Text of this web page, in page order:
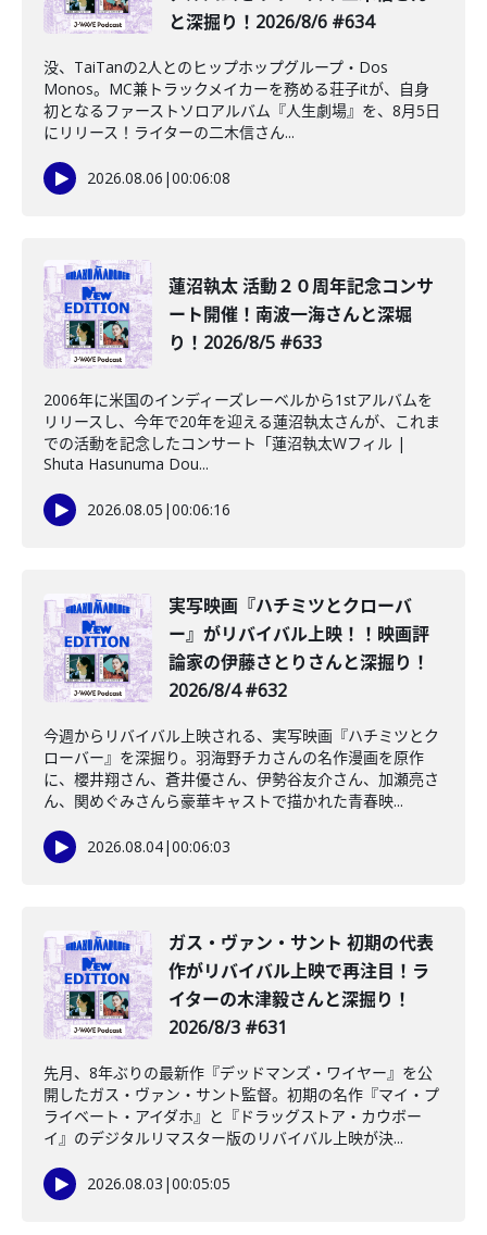
と深掘り！2026/8/6 #634
没、TaiTanの2人とのヒップホップグループ・Dos
Monos。MC兼トラックメイカーを務める荘子itが、自身
初となるファーストソロアルバム『人生劇場』を、8月5日
にリリース！ライターの二木信さん...
2026.08.06 |00:06:08
蓮沼執太 活動２０周年記念コンサ
ート開催！南波一海さんと深堀
り！2026/8/5 #633
2006年に米国のインディーズレーベルから1stアルバムを
リリースし、今年で20年を迎える蓮沼執太さんが、これま
での活動を記念したコンサート「蓮沼執太Wフィル |
Shuta Hasunuma Dou...
2026.08.05 |00:06:16
️実写映画『ハチミツとクローバ
ー』がリバイバル上映！！映画評
論家の伊藤さとりさんと深掘り！
2026/8/4 #632
今週からリバイバル上映される、実写映画『ハチミツとク
ローバー』を深掘り。羽海野チカさんの名作漫画を原作
に、櫻井翔さん、蒼井優さん、伊勢谷友介さん、加瀬亮さ
ん、関めぐみさんら豪華キャストで描かれた青春映...
2026.08.04|00:06:03
ガス・ヴァン・サント 初期の代表
作がリバイバル上映で再注目！ラ
イターの木津毅さんと深掘り！
2026/8/3 #631
先月、8年ぶりの最新作『デッドマンズ・ワイヤー』を公
開したガス・ヴァン・サント監督。初期の名作『マイ・プ
ライベート・アイダホ』と『ドラッグストア・カウボー
イ』のデジタルリマスター版のリバイバル上映が決...
2026.08.03 |00:05:05